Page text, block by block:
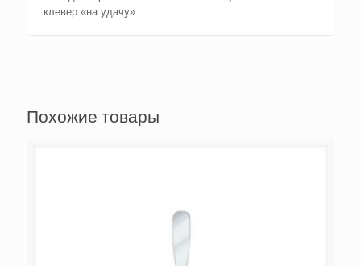
клевер «на удачу».
Похожие товары